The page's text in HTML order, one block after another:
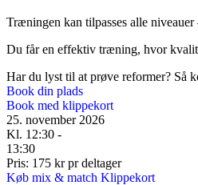
Træningen kan tilpasses alle
Du får en effektiv træning, hvor
Har du lyst til at prøve reformer? Så
Book din plads
Book med klippekort
25. november 2026
Kl. 12:30 -
13:30
Pris: 175 kr pr deltager
Køb mix & match Klippekort